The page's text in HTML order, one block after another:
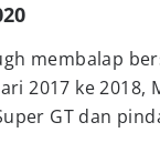
membalap
2017 ke
GT dan